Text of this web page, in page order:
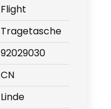
Flight
Tragetasche
92029030
CN
Linde